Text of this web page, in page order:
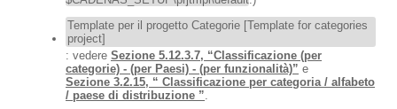
Template per il progetto Categorie [Template for categories
project]
: vedere Sezione 5.12.3.7, “Classificazione (per
categorie) - (per Paesi) - (per funzionalità)” e
Sezione 3.2.15, “ Classificazione per categoria / alfabeto
/ paese di distribuzione ”.